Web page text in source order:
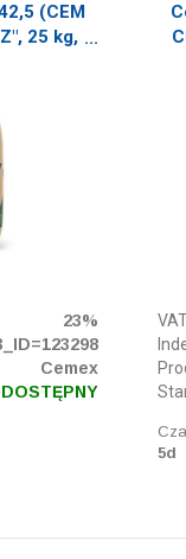
(CEM
25 kg,
23%
Cemex
DOSTĘPNY
5d